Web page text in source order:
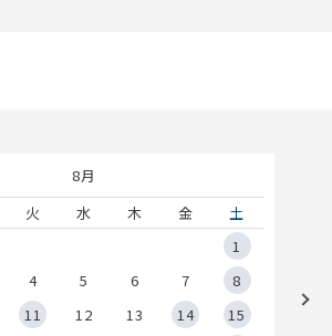
8月
火 水 木 金
土
1
4 5 6 7
8
11 12 13 14
15